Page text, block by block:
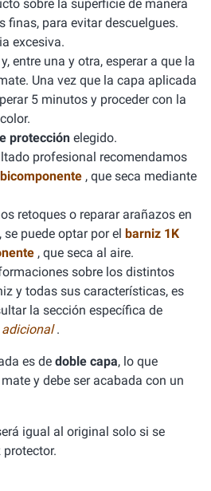
sobre la superficie de manera
finas, para evitar descuelgues.
excesiva.
y, entre una y otra, esperar a que la
Una vez que la capa aplicada
5 minutos y proceder con la
protección elegido.
profesional recomendamos
, que seca mediante
retoques o reparar arañazos en
se puede optar por el barniz 1K
, que seca al aire.
sobre los distintos
y todas sus características, es
la sección específica de
.
es de doble capa, lo que
y debe ser acabada con un
igual al original solo si se